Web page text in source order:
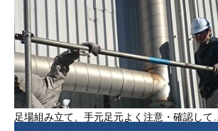
募集概要
よくある質問
インタビュー
BUSINESS
足場組み立て、手元足元よく注意・確認して…